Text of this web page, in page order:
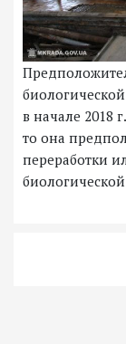
в начале 2018
то она
переработки